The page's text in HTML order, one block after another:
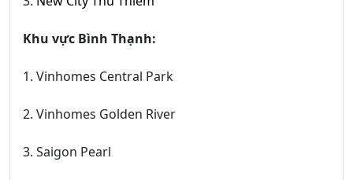
Khu vực Bình Thạnh:
1. Vinhomes Central Park
2. Vinhomes Golden River
3. Saigon Pearl